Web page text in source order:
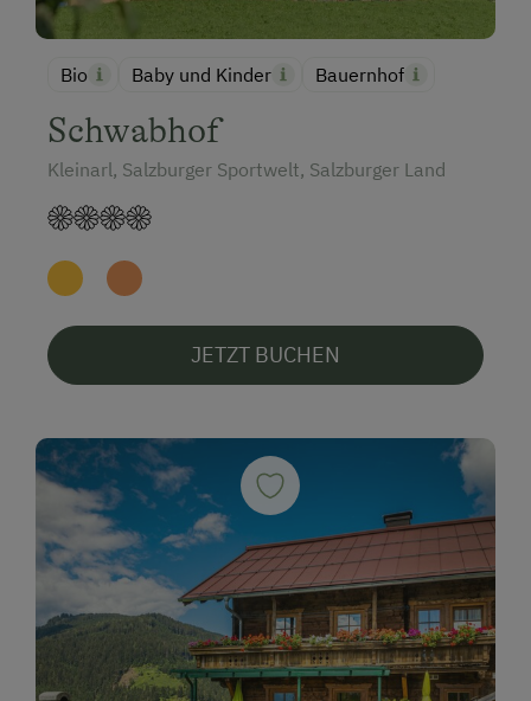
Bio Baby und Kinder Bauernhof
Schwabhof
Kleinarl, Salzburger Sportwelt, Salzburger Land
JETZT BUCHEN